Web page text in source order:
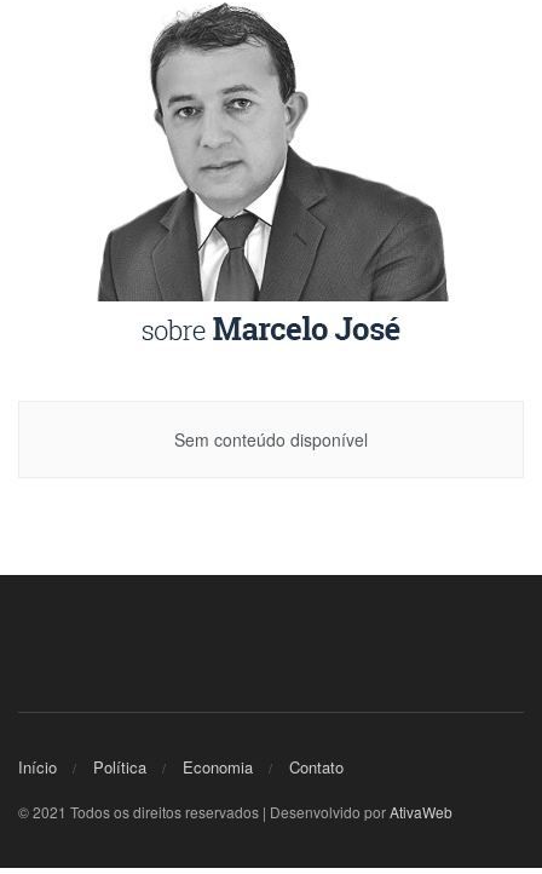
Sem conteúdo disponível
Início Política Economia Contato
© 2021 Todos os direitos reservados | Desenvolvido porAtivaWeb